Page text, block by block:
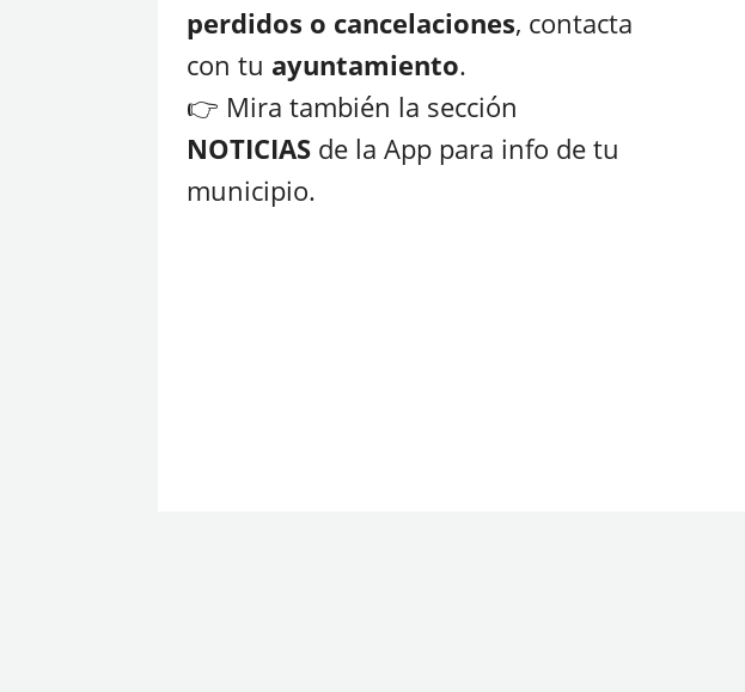
perdidos o cancelaciones, contacta
con tu ayuntamiento.
👉 Mira también la sección
NOTICIAS de la App para info de tu
municipio.